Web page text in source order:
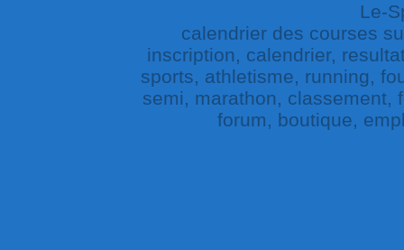
Le-
calendrier des courses
inscription, calendrier,
sports, athletisme, running,
semi, marathon, classement,
forum, boutique,